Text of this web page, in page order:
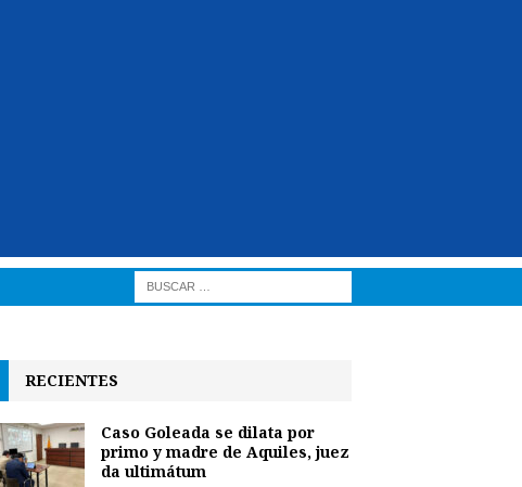
RECIENTES
Caso Goleada se dilata por
primo y madre de Aquiles, juez
da ultimátum